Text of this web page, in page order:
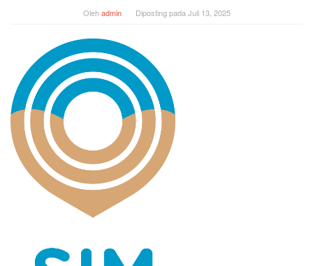
Olehadmin Diposting pada Juli 13, 2025